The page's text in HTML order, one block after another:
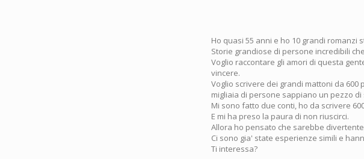
Ho quasi 55 anni e ho 10 grandi romanzi
Storie grandiose di persone incredibili
Voglio raccontare gli amori di questa
vincere.
Voglio scrivere dei grandi mattoni da 600
migliaia di persone sappiano un pezzo
Mi sono fatto due conti, ho da scrivere
E mi ha preso la paura di non riuscirci.
Allora ho pensato che sarebbe
Ci sono gia' state esperienze simili e
Ti interessa?